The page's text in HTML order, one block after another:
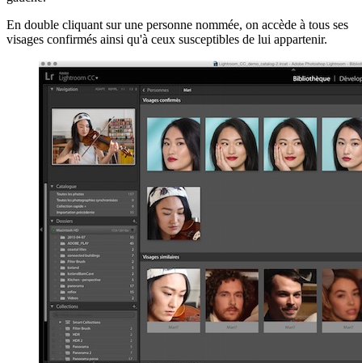
En double cliquant sur une personne nommée, on accède à tous ses
visages confirmés ainsi qu'à ceux susceptibles de lui appartenir.